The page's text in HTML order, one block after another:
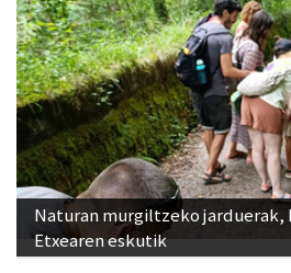
Naturan murgiltzeko jarduerak,
Etxearen eskutik